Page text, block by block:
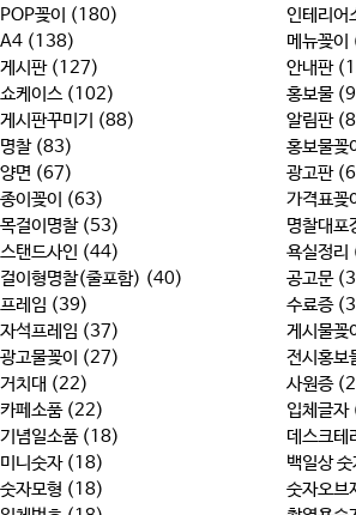
POP꽂이 (180)
인테리
A4 (138)
메뉴꽂
게시판 (127)
안내판
쇼케이스 (102)
홍보물
게시판꾸미기 (88)
알림판
명찰 (83)
홍보물
양면 (67)
광고판
종이꽂이 (63)
가격표
목걸이명찰 (53)
명찰대
스탠드사인 (44)
욕실정
걸이형명찰(줄포함) (40)
공고문
프레임 (39)
수료증
자석프레임 (37)
게시물
광고물꽂이 (27)
전시홍
거치대 (22)
사원증
카페소품 (22)
입체글
기념일소품 (18)
데스크
미니숫자 (18)
백일상
숫자모형 (18)
숫자오